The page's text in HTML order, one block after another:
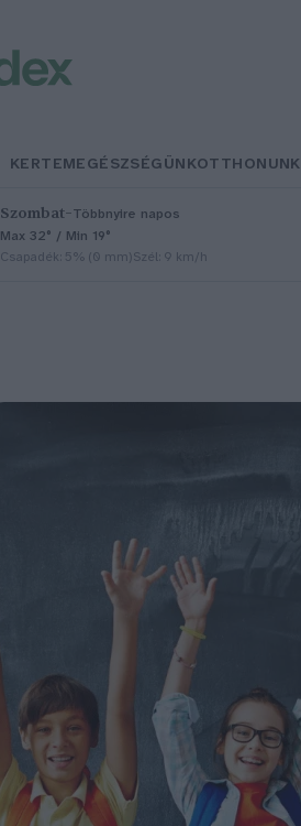
KERTEMEGÉSZSÉGÜNKOTTHONUNK
Szombat–Többnyire napos
Max 32° / Min 19°
Csapadék: 5% (0 mm)Szél: 9 km/h